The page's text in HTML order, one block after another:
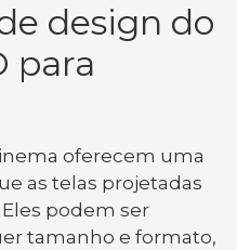
design do
para
oferecem uma
as telas projetadas
podem ser
tamanho e formato,